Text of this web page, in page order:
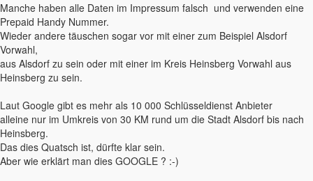
Manche haben alle Daten im Impressum falsch und verwenden eine
Prepaid Handy Nummer.
Wieder andere täuschen sogar vor mit einer zum Beispiel Alsdorf
Vorwahl,
aus Alsdorf zu sein oder mit einer im Kreis Heinsberg Vorwahl aus
Heinsberg zu sein.
Laut Google gibt es mehr als 10 000 Schlüsseldienst Anbieter
alleine nur im Umkreis von 30 KM rund um die Stadt Alsdorf bis nach
Heinsberg.
Das dies Quatsch ist, dürfte klar sein.
Aber wie erklärt man dies GOOGLE ? :-)